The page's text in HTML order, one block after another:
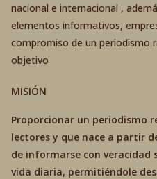
nacional e internacional ,
elementos informativos,
compromiso de un periodismo
objetivo
MISIÓN
Proporcionar un periodismo
lectores y que nace a partir
de informarse con veracidad
vida diaria, permitiéndole